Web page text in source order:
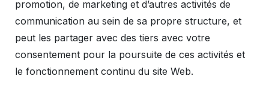
promotion, de marketing et d’autres activités de
communication au sein de sa propre structure, et
peut les partager avec des tiers avec votre
consentement pour la poursuite de ces activités et
le fonctionnement continu du site Web.